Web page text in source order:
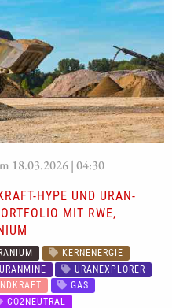
18.03.2026 | 04:30
HYPE UND URAN-
MIT RWE,
KERNENERGIE
URANMINE
URANEXPLORER
GAS
CO2NEUTRAL